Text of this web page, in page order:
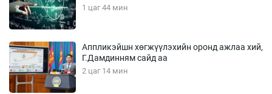
1 цаг 44 мин
Аппликэйшн хөгжүүлэхийн оронд ажлаа хий,
Г.Дамдинням сайд аа
2 цаг 14 мин